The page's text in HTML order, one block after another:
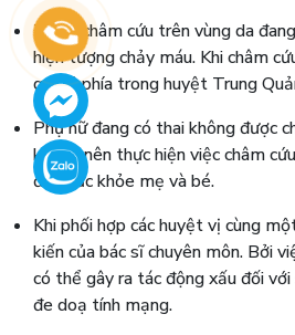
Tránh châm cứu trên vùng da
hiện tượng chảy máu. Khi châm
quá vì phía trong huyệt Trung
Phụ nữ đang có thai không được
không nên thực hiện việc châm
đến sức khỏe mẹ và bé.
Khi phối hợp các huyệt vị cùng
kiến của bác sĩ chuyên môn. Bởi
có thể gây ra tác động xấu đối
đe doạ tính mạng.